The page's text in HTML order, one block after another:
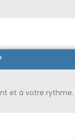
et à votre rythme.